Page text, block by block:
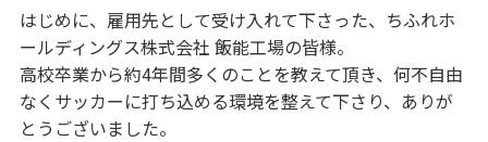
はじめに、雇用先として受け入れて下さった、ちふれホ
ールディングス株式会社 飯能工場の皆様。
高校卒業から約4年間多くのことを教えて頂き、何不自由
なくサッカーに打ち込める環境を整えて下さり、ありが
とうございました。